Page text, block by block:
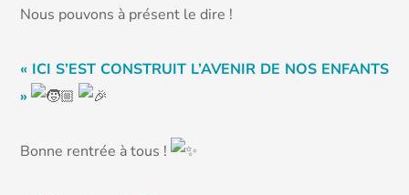
Nous pouvons à présent le dire !
« ICI S’EST CONSTRUIT L’AVENIR DE NOS ENFANTS
»
Bonne rentrée à tous !